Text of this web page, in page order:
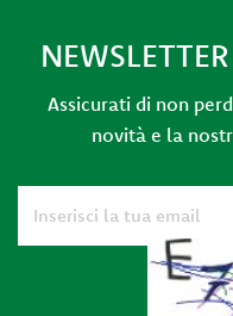
Assicurati di non
novità e la